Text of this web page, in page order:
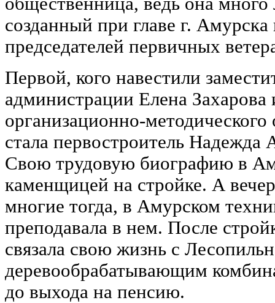
созданный при главе г.
председателей первичных
Первой, кого навестили
администрации Елена Захарова
организационно-
стала первостроитель Надежда
Свою трудовую биографию в
каменщицей на стройке. А
многие тогда, в Амурском
преподавала в нем. После
связала свою жизнь с
деревообрабатывающим
до выхода на пенсию.